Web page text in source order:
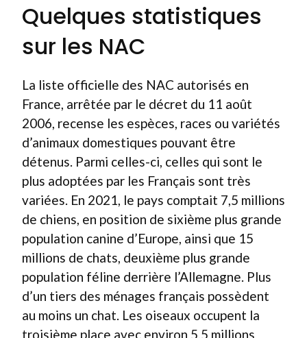
Quelques statistiques
sur les NAC
La liste officielle des NAC autorisés en
France, arrêtée par le décret du 11 août
2006, recense les espèces, races ou variétés
d’animaux domestiques pouvant être
détenus. Parmi celles-ci, celles qui sont le
plus adoptées par les Français sont très
variées. En 2021, le pays comptait 7,5 millions
de chiens, en position de sixième plus grande
population canine d’Europe, ainsi que 15
millions de chats, deuxième plus grande
population féline derrière l’Allemagne. Plus
d’un tiers des ménages français possèdent
au moins un chat. Les oiseaux occupent la
troisième place avec environ 5,5 millions